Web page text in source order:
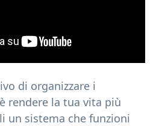
di organizzare i
rendere la tua vita più
un sistema che funzioni